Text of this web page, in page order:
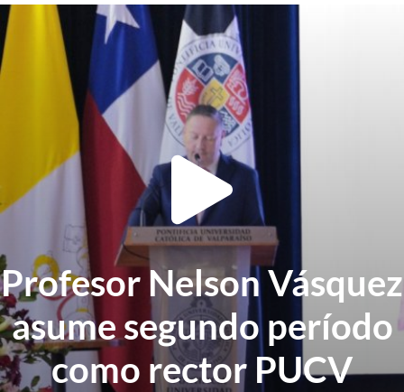
Profesor Nelson Vásquez
asume segundo período
como rector PUCV